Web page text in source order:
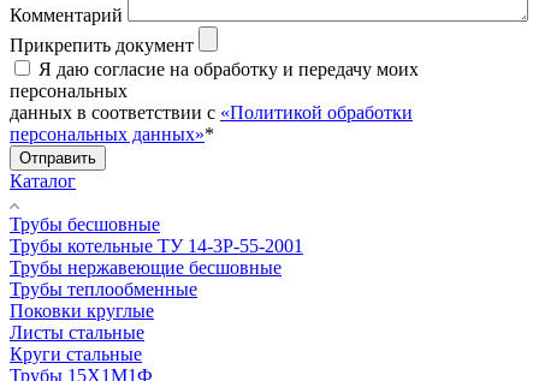
Комментарий
Прикрепить документ
Я даю согласие на обработку и передачу моих
персональных
данных в соответствии с «Политикой обработки
персональных данных»*
Отправить
Каталог
Трубы бесшовные
Трубы котельные ТУ 14-3Р-55-2001
Трубы нержавеющие бесшовные
Трубы теплообменные
Поковки круглые
Листы стальные
Круги стальные
Трубы 15Х1М1Ф